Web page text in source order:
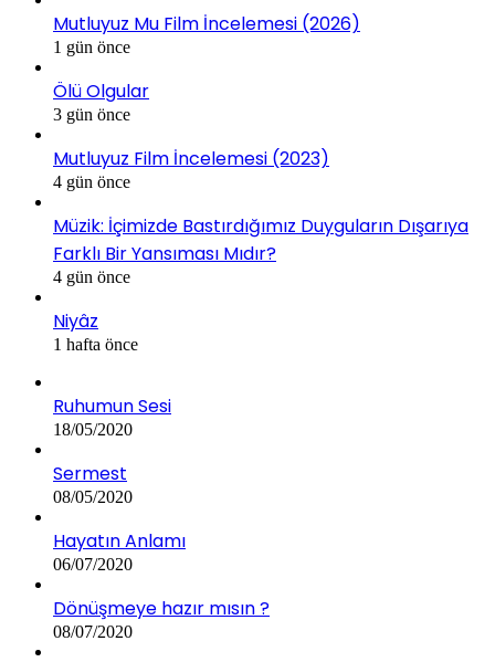
Mutluyuz Mu Film İncelemesi (2026)
1 gün önce
Ölü Olgular
3 gün önce
Mutluyuz Film İncelemesi (2023)
4 gün önce
Müzik: İçimizde Bastırdığımız Duyguların Dışarıya
Farklı Bir Yansıması Mıdır?
4 gün önce
Niyâz
1 hafta önce
Ruhumun Sesi
18/05/2020
Sermest
08/05/2020
Hayatın Anlamı
06/07/2020
Dönüşmeye hazır mısın ?
08/07/2020